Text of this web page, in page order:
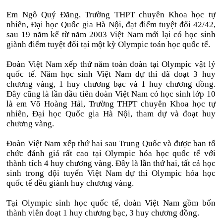
Em Ngô Quý Đăng, Trường THPT chuyên Khoa học tự
nhiên, Đại học Quốc gia Hà Nội, đạt điểm tuyệt đối 42/42,
sau 19 năm kể từ năm 2003 Việt Nam mới lại có học sinh
giành điểm tuyệt đối tại một kỳ Olympic toán học quốc tế.
Đoàn Việt Nam xếp thứ năm toàn đoàn tại Olympic vật lý
quốc tế. Năm học sinh Việt Nam dự thi đã đoạt 3 huy
chương vàng, 1 huy chương bạc và 1 huy chương đồng.
Đây cũng là lần đầu tiên đoàn Việt Nam có học sinh lớp 10
là em Võ Hoàng Hải, Trường THPT chuyên Khoa học tự
nhiên, Đại học Quốc gia Hà Nội, tham dự và đoạt huy
chương vàng.
Đoàn Việt Nam xếp thứ hai sau Trung Quốc và được ban tổ
chức đánh giá rất cao tại Olympic hóa học quốc tế với
thành tích 4 huy chương vàng. Đây là lần thứ hai, tất cả học
sinh trong đội tuyển Việt Nam dự thi Olympic hóa học
quốc tế đều giành huy chương vàng.
Tại Olympic sinh học quốc tế, đoàn Việt Nam gồm bốn
thành viên đoạt 1 huy chương bạc, 3 huy chương đồng.